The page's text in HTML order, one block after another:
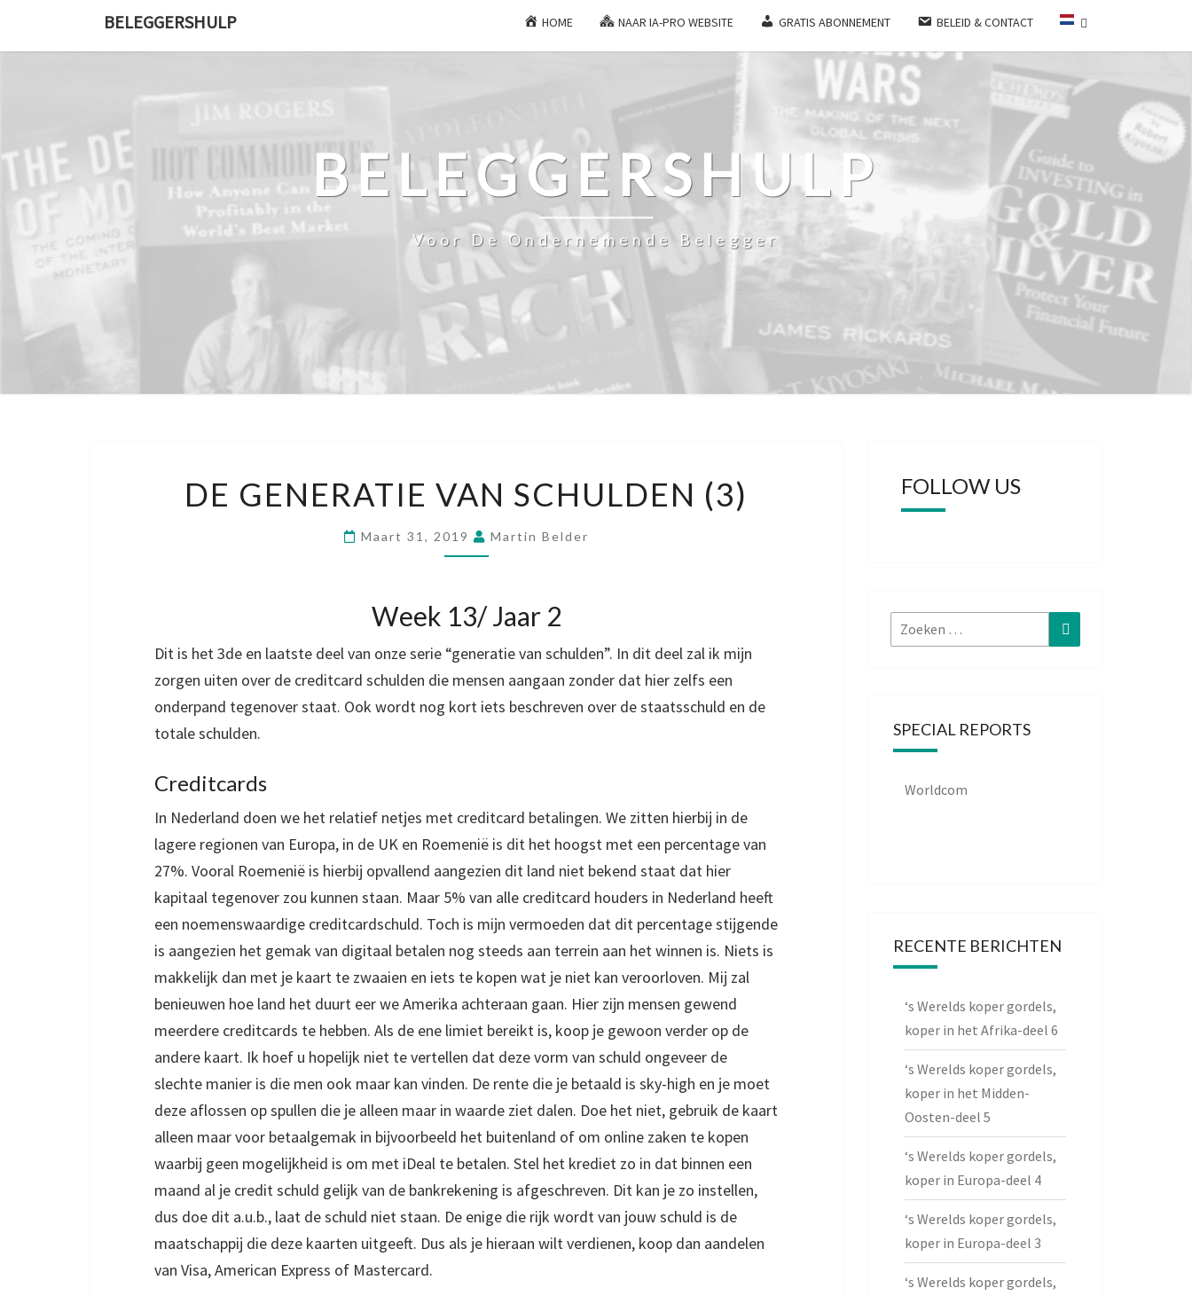
BELEGGERSHULP HOME NAAR IA-PRO WEBSITE GRATIS ABONNEMENT BELEID & CONTACT
BELEGGERSHULP
Voor De Ondernemende Belegger
GENERATIE
SCHULDEN
DE GENERATIE VAN SCHULDEN (3)
Maart 31, 2019 Martin Belder
Week 13/ Jaar 2
Dit is het 3de en laatste deel van onze serie “generatie van schulden”. In dit deel zal ik mijn
zorgen uiten over de creditcard schulden die mensen aangaan zonder dat hier zelfs een
onderpand tegenover staat. Ook wordt nog kort iets beschreven over de staatsschuld en de
totale schulden.
Creditcards
In Nederland doen we het relatief netjes met creditcard betalingen. We zitten hierbij in de
lagere regionen van Europa, in de UK en Roemenië is dit het hoogst met een percentage van
27%. Vooral Roemenië is hierbij opvallend aangezien dit land niet bekend staat dat hier
kapitaal tegenover zou kunnen staan. Maar 5% van alle creditcard houders in Nederland heeft
een noemenswaardige creditcardschuld. Toch is mijn vermoeden dat dit percentage stijgende
is aangezien het gemak van digitaal betalen nog steeds aan terrein aan het winnen is. Niets is
makkelijk dan met je kaart te zwaaien en iets te kopen wat je niet kan veroorloven. Mij zal
benieuwen hoe land het duurt eer we Amerika achteraan gaan. Hier zijn mensen gewend
meerdere creditcards te hebben. Als de ene limiet bereikt is, koop je gewoon verder op de
andere kaart. Ik hoef u hopelijk niet te vertellen dat deze vorm van schuld ongeveer de
slechte manier is die men ook maar kan vinden. De rente die je betaald is sky-high en je moet
deze aflossen op spullen die je alleen maar in waarde ziet dalen. Doe het niet, gebruik de kaart
alleen maar voor betaalgemak in bijvoorbeeld het buitenland of om online zaken te kopen
waarbij geen mogelijkheid is om met iDeal te betalen. Stel het krediet zo in dat binnen een
maand al je credit schuld gelijk van de bankrekening is afgeschreven. Dit kan je zo instellen,
dus doe dit a.u.b., laat de schuld niet staan. De enige die rijk wordt van jouw schuld is de
maatschappij die deze kaarten uitgeeft. Dus als je hieraan wilt verdienen, koop dan aandelen
van Visa, American Express of Mastercard.
FOLLOW US
Zoeken
naar:
Zoeken
SPECIAL REPORTS
Worldcom
RECENTE BERICHTEN
‘s Werelds koper gordels,
koper in het Afrika-deel 6
‘s Werelds koper gordels,
koper in het Midden-
Oosten-deel 5
‘s Werelds koper gordels,
koper in Europa-deel 4
‘s Werelds koper gordels,
koper in Europa-deel 3
‘s Werelds koper gordels,